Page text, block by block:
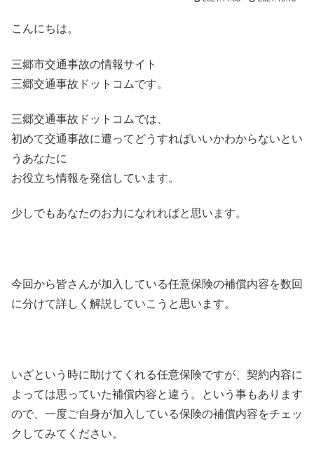
こんにちは。
三郷市交通事故の情報サイト
三郷交通事故ドットコムです。
三郷交通事故ドットコムでは、
初めて交通事故に遭ってどうすればいいかわからないとい
うあなたに
お役立ち情報を発信しています。
少しでもあなたのお力になれればと思います。
今回から皆さんが加入している任意保険の補償内容を数回
に分けて詳しく解説していこうと思います。
いざという時に助けてくれる任意保険ですが、契約内容に
よっては思っていた補償内容と違う。という事もあります
ので、一度ご自身が加入している保険の補償内容をチェッ
クしてみてください。